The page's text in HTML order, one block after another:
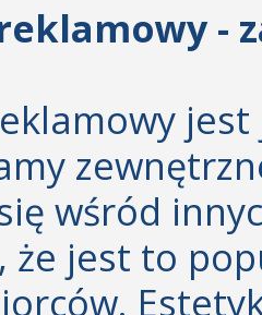
-
wśród
że jest to